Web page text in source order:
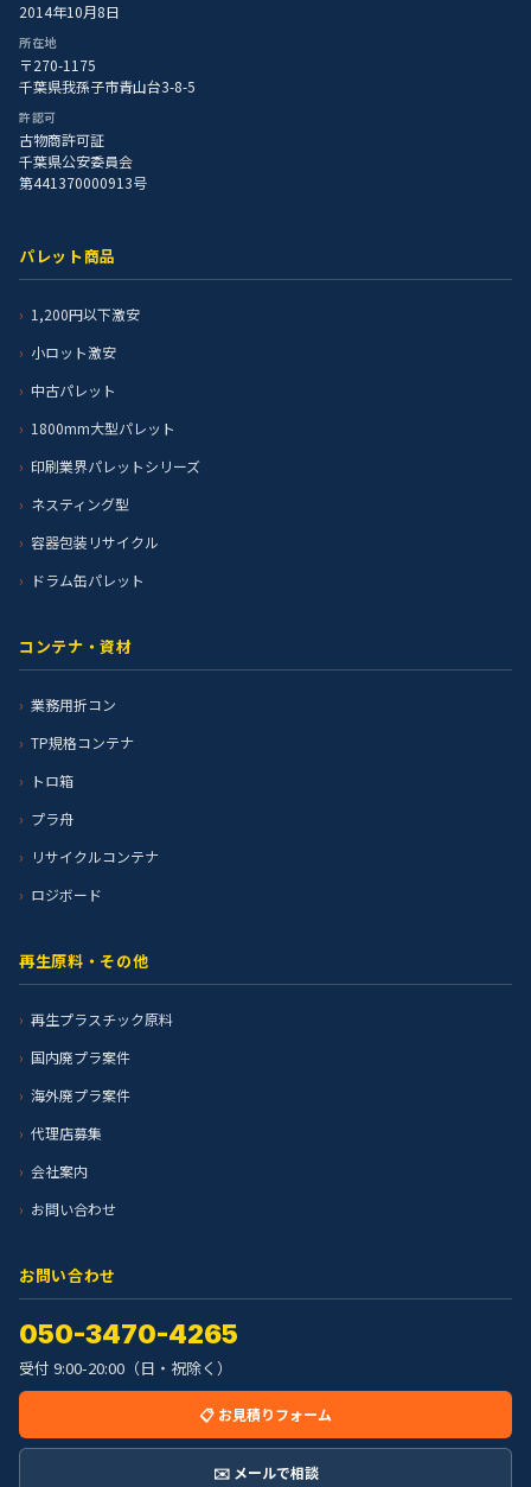
2014年10月8日
所在地
〒270-1175
千葉県我孫子市青山台3-8-5
許認可
古物商許可証
千葉県公安委員会
第441370000913号
パレット商品
1,200円以下激安
小ロット激安
中古パレット
1800mm大型パレット
印刷業界パレットシリーズ
ネスティング型
容器包装リサイクル
ドラム缶パレット
コンテナ・資材
業務用折コン
TP規格コンテナ
トロ箱
プラ舟
リサイクルコンテナ
ロジボード
再生原料・その他
再生プラスチック原料
国内廃プラ案件
海外廃プラ案件
代理店募集
会社案内
お問い合わせ
お問い合わせ
050-3470-4265
受付 9:00-20:00（日・祝除く）
📋 お見積りフォーム
✉️ メールで相談